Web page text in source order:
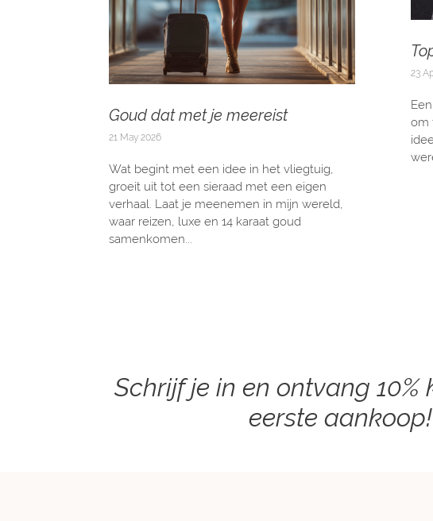
Goud dat met je meereist
21 May 2026
Wat begint met een idee in het vliegtuig,
groeit uit tot een sieraad met een eigen
verhaal. Laat je meenemen in mijn wereld,
waar reizen, luxe en 14 karaat goud
samenkomen...
23
om
Schrijf je in en ontvang 10%
eerste aankoop!